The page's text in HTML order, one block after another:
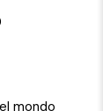
mondo